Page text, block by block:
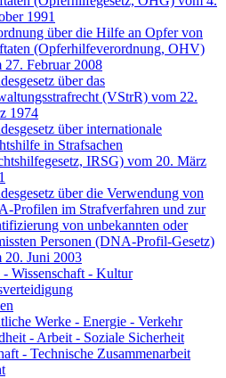
1991
über die Hilfe an Opfer von
(Opferhilfeverordnung, OHV)
27. Februar 2008
über das
(VStrR) vom 22.
1974
über internationale
in Strafsachen
IRSG) vom 20. März
über die Verwendung von
Profilen im Strafverfahren und zur
von unbekannten oder
Personen (DNA-Profil-Gesetz)
20. Juni 2003
Wissenschaft - Kultur
Werke - Energie - Verkehr
- Arbeit - Soziale Sicherheit
- Technische Zusammenarbeit